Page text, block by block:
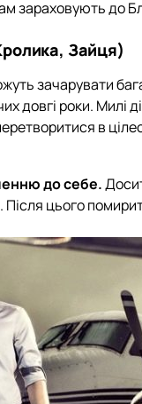
зараховують до
Зайця)
зачарувати
довгі роки. Милі
в
до себе.
цього